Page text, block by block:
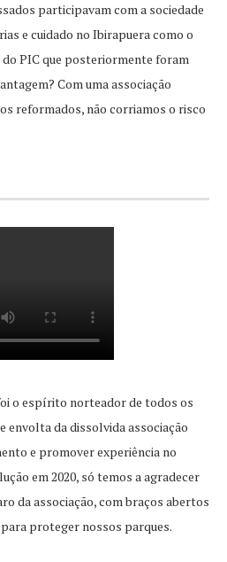
participavam com a sociedade
e cuidado no Ibirapuera como o
PIC que posteriormente foram
Com uma associação
reformados, não corriamos o risco
o espírito norteador de todos os
envolta da dissolvida associação
e promover experiência no
em 2020, só temos a agradecer
da associação, com braços abertos
proteger nossos parques.